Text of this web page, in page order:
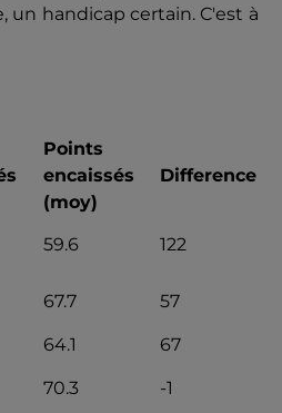
un handicap certain. C'est à
Points
encaissés
(moy)
Difference
59.6 122
67.7 57
64.1 67
70.3 -1